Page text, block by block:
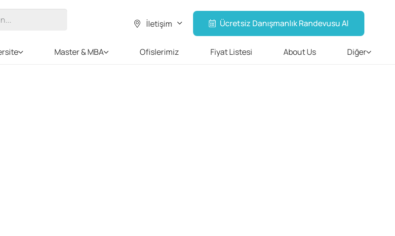
İletişim Ücretsiz Danışmanlık Randevusu Al
Master & MBA Ofislerimiz Fiyat Listesi About Us Diğer